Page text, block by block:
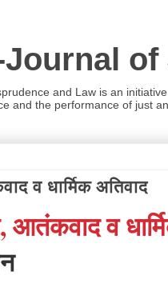
and Law is an
and the performance of just
व धार्मिक अतिवाद
व